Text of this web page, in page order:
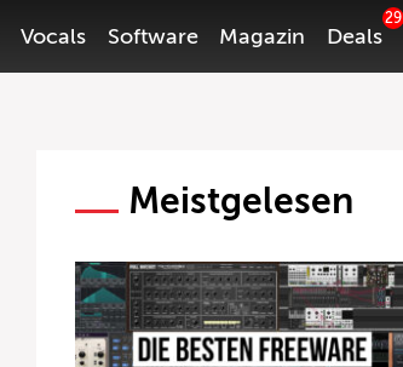
Vocals Software Magazin Deals
29
Meistgelesen